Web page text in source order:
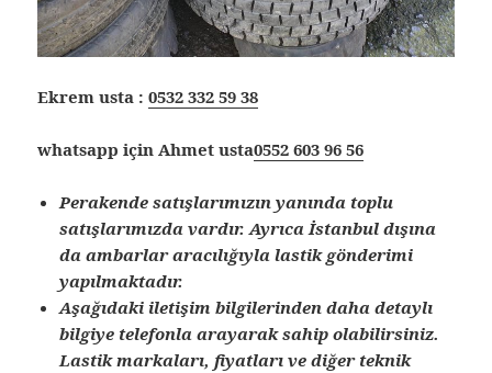
Ekrem usta :0532 332 59 38
whatsapp için Ahmet usta0552 603 96 56
Perakende satışlarımızın yanında toplu
satışlarımızda vardır. Ayrıca İstanbul dışına
da ambarlar aracılığıyla lastik gönderimi
yapılmaktadır.
Aşağıdaki iletişim bilgilerinden daha detaylı
bilgiye telefonla arayarak sahip olabilirsiniz.
Lastik markaları, fiyatları ve diğer teknik